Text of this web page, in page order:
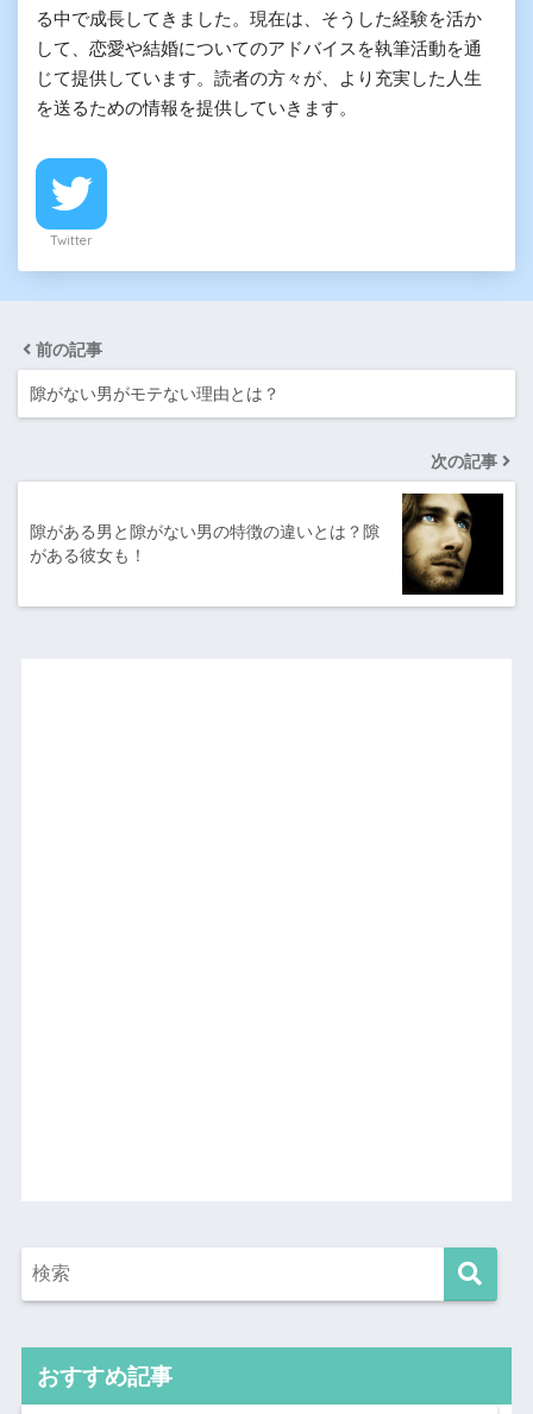
る中で成長してきました。現在は、そうした経験を活か
して、恋愛や結婚についてのアドバイスを執筆活動を通
じて提供しています。読者の方々が、より充実した人生
を送るための情報を提供していきます。
Twitter
前の記事
隙がない男がモテない理由とは？
次の記事
隙がある男と隙がない男の特徴の違いとは？隙
がある彼女も！
おすすめ記事